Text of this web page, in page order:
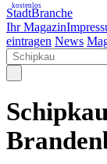
StadtBranche
Ihr Magazin
kostenlos
eintragen News